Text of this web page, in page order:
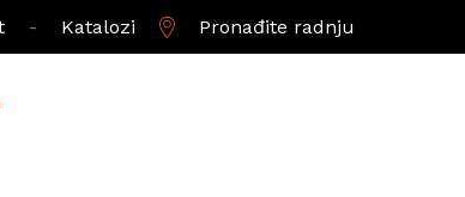
- Katalozi Pronađite radnju